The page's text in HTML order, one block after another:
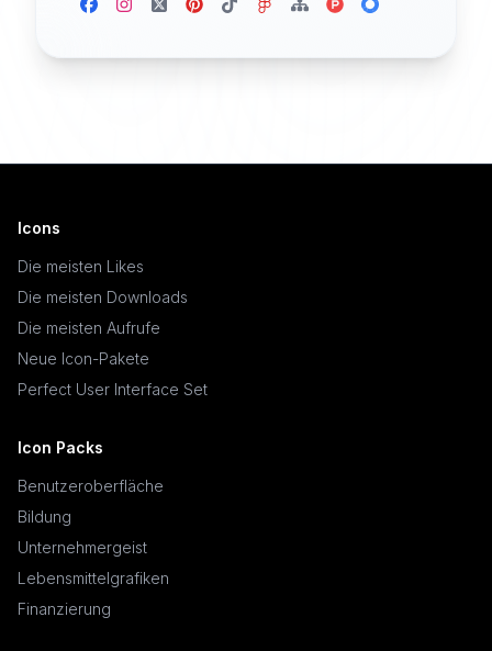
Icons
Die meisten Likes
Die meisten Downloads
Die meisten Aufrufe
Neue Icon-Pakete
Perfect User Interface Set
Icon Packs
Benutzeroberfläche
Bildung
Unternehmergeist
Lebensmittelgrafiken
Finanzierung